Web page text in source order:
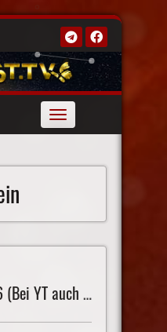
Toggle
navigation
Bewußt aktuell 96 (Bei YT auch gelöscht)